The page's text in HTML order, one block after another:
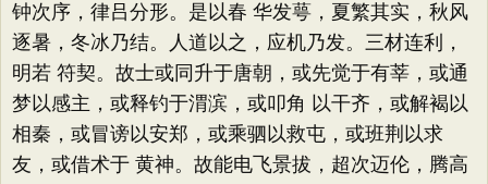
钟次序，律吕分形。是以春 华发萼，夏繁其实，秋风
逐暑，冬冰乃结。人道以之，应机乃发。三材连利，
明若 符契。故士或同升于唐朝，或先觉于有莘，或通
梦以感主，或释钓于渭滨，或叩角 以干齐，或解褐以
相秦，或冒谤以安郑，或乘驷以救屯，或班荆以求
友，或借术于 黄神。故能电飞景拔，超次迈伦，腾高